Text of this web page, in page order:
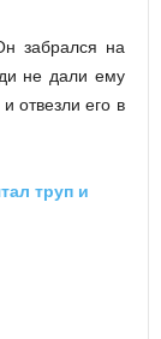
забрался на
не дали ему
отвезли его в
труп и